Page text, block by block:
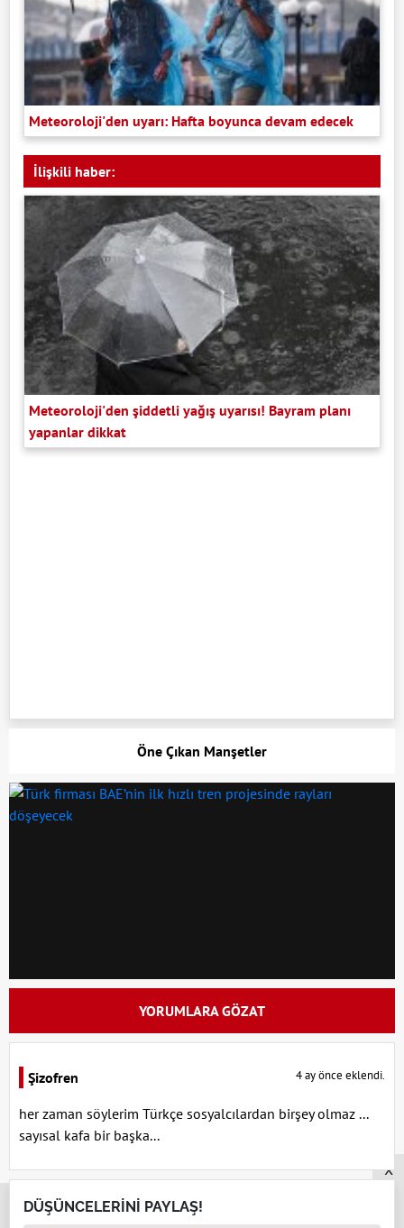
Meteoroloji'den uyarı: Hafta boyunca devam edecek
İlişkili haber:
Meteoroloji'den şiddetli yağış uyarısı! Bayram planı
yapanlar dikkat
Öne Çıkan Manşetler
YORUMLARA GÖZAT
Şizofren 4 ay önce eklendi.
her zaman söylerim Türkçe sosyalcılardan birşey olmaz ...
sayısal kafa bir başka...
DÜŞÜNCELERİNİ PAYLAŞ!
x